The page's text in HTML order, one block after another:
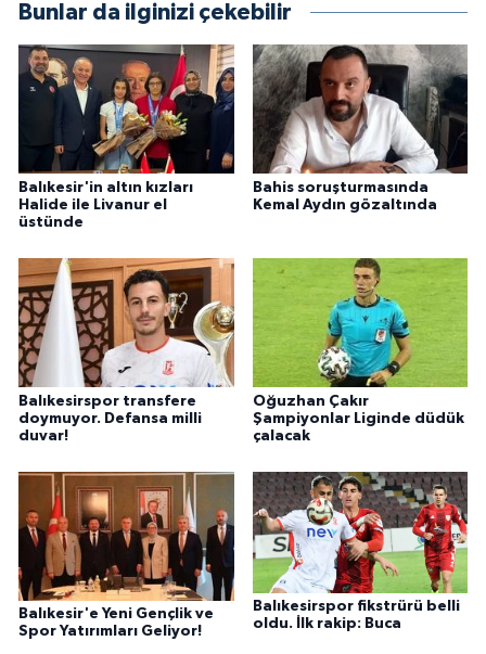
Bunlar da ilginizi çekebilir
Balıkesir'in altın kızları
Halide ile Livanur el
üstünde
Bahis soruşturmasında
Kemal Aydın gözaltında
Balıkesirspor transfere
doymuyor. Defansa milli
duvar!
Oğuzhan Çakır
Şampiyonlar Liginde düdük
çalacak
Balıkesir'e Yeni Gençlik ve
Spor Yatırımları Geliyor!
Balıkesirspor fikstrürü belli
oldu. İlk rakip: Buca